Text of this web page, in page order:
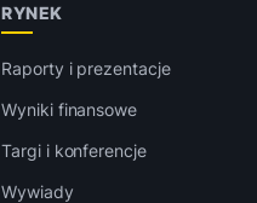
RYNEK
Raporty i prezentacje
Wyniki finansowe
Targi i konferencje
Wywiady